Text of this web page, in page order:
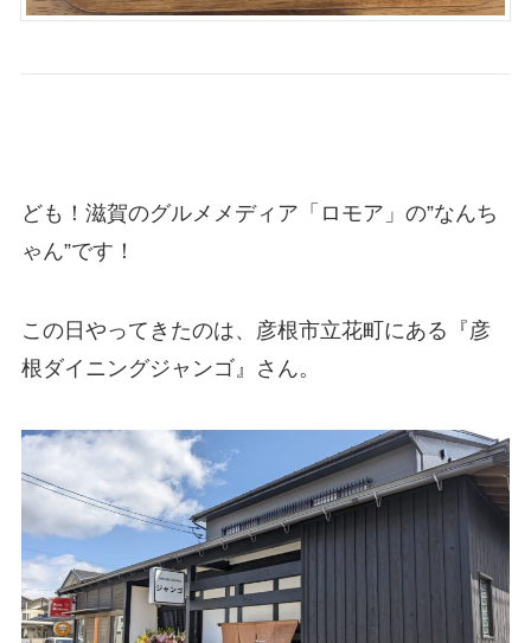
ども！滋賀のグルメメディア「ロモア」の”なんち
ゃん”です！
この日やってきたのは、彦根市立花町にある『彦
根ダイニングジャンゴ』さん。